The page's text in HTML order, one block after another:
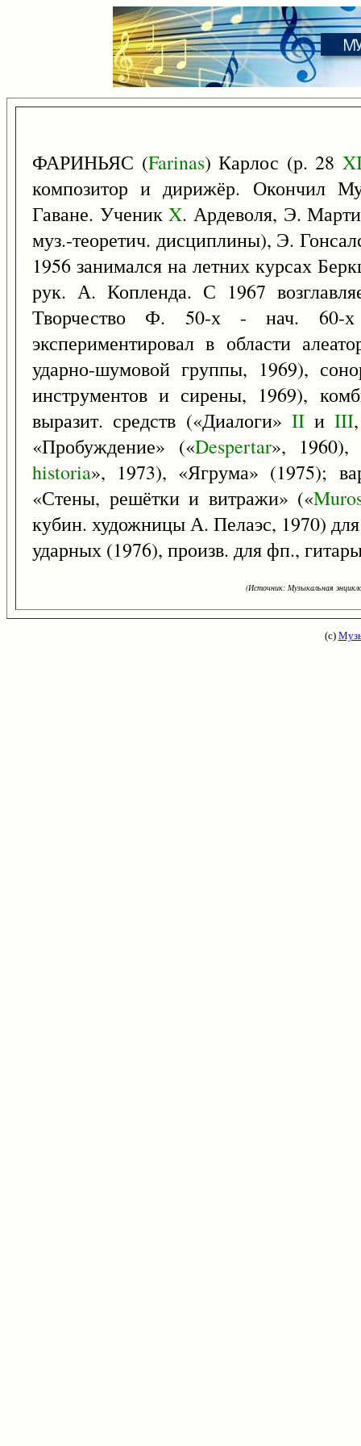
ФАРИНЬЯС (Farinas) Карлос (р. 28
композитор и дирижёр. Окончил
Гаване. УченикX. Ардеволя, Э.
муз.-теоретич. дисциплины), Э.
1956 занимался на летних курсах
рук. А. Копленда. С 1967
Творчество Ф. 50-х - нач. 60-х
экспериментировал в области
ударно-шумовой группы, 1969),
инструментов и сирены, 1969),
выразит. средств («Диалоги» IIиIII
«Пробуждение» («Despertar», 1960),
historia», 1973), «Ягрума» (1975);
«Стены, решётки и витражи» («
кубин. художницы А. Пелаэс, 1970)
ударных (1976), произв. для фп.,
(Источник: Музыкальная
(с)